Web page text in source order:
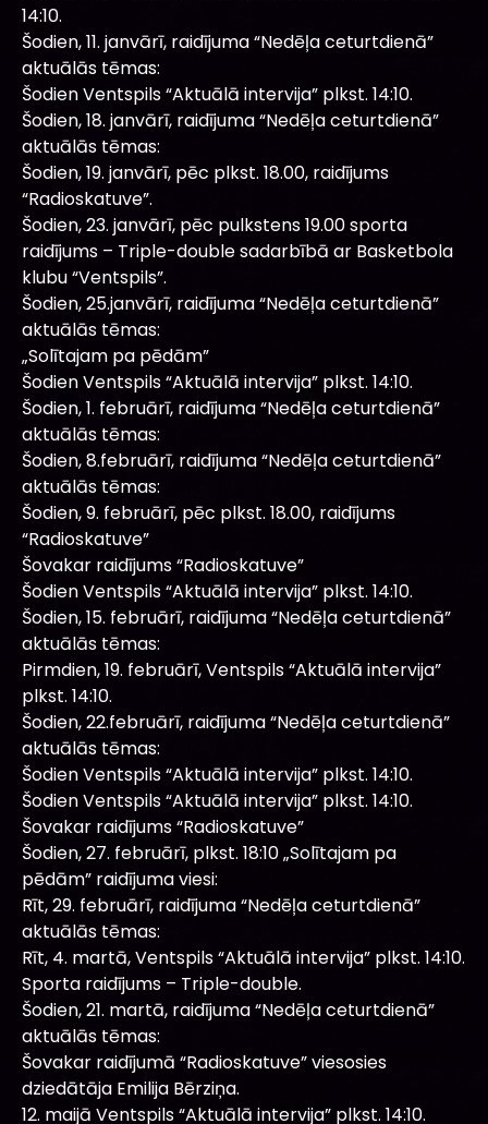
14:10.
Šodien, 11. janvārī, raidījuma “Nedēļa ceturtdienā”
aktuālās tēmas:
Šodien Ventspils “Aktuālā intervija” plkst. 14:10.
Šodien, 18. janvārī, raidījuma “Nedēļa ceturtdienā”
aktuālās tēmas:
Šodien, 19. janvārī, pēc plkst. 18.00, raidījums
“Radioskatuve”.
Šodien, 23. janvārī, pēc pulkstens 19.00 sporta
raidījums – Triple-double sadarbībā ar Basketbola
klubu “Ventspils”.
Šodien, 25.janvārī, raidījuma “Nedēļa ceturtdienā”
aktuālās tēmas:
„Solītajam pa pēdām”
Šodien Ventspils “Aktuālā intervija” plkst. 14:10.
Šodien, 1. februārī, raidījuma “Nedēļa ceturtdienā”
aktuālās tēmas:
Šodien, 8.februārī, raidījuma “Nedēļa ceturtdienā”
aktuālās tēmas:
Šodien, 9. februārī, pēc plkst. 18.00, raidījums
“Radioskatuve”
Šovakar raidījums “Radioskatuve”
Šodien Ventspils “Aktuālā intervija” plkst. 14:10.
Šodien, 15. februārī, raidījuma “Nedēļa ceturtdienā”
aktuālās tēmas:
Pirmdien, 19. februārī, Ventspils “Aktuālā intervija”
plkst. 14:10.
Šodien, 22.februārī, raidījuma “Nedēļa ceturtdienā”
aktuālās tēmas:
Šodien Ventspils “Aktuālā intervija” plkst. 14:10.
Šodien Ventspils “Aktuālā intervija” plkst. 14:10.
Šovakar raidījums “Radioskatuve”
Šodien, 27. februārī, plkst. 18:10 „Solītajam pa
pēdām” raidījuma viesi:
Rīt, 29. februārī, raidījuma “Nedēļa ceturtdienā”
aktuālās tēmas:
Rīt, 4. martā, Ventspils “Aktuālā intervija” plkst. 14:10.
Sporta raidījums – Triple-double.
Šodien, 21. martā, raidījuma “Nedēļa ceturtdienā”
aktuālās tēmas:
Šovakar raidījumā “Radioskatuve” viesosies
dziedātāja Emilija Bērziņa.
12. maijā Ventspils “Aktuālā intervija” plkst. 14:10.